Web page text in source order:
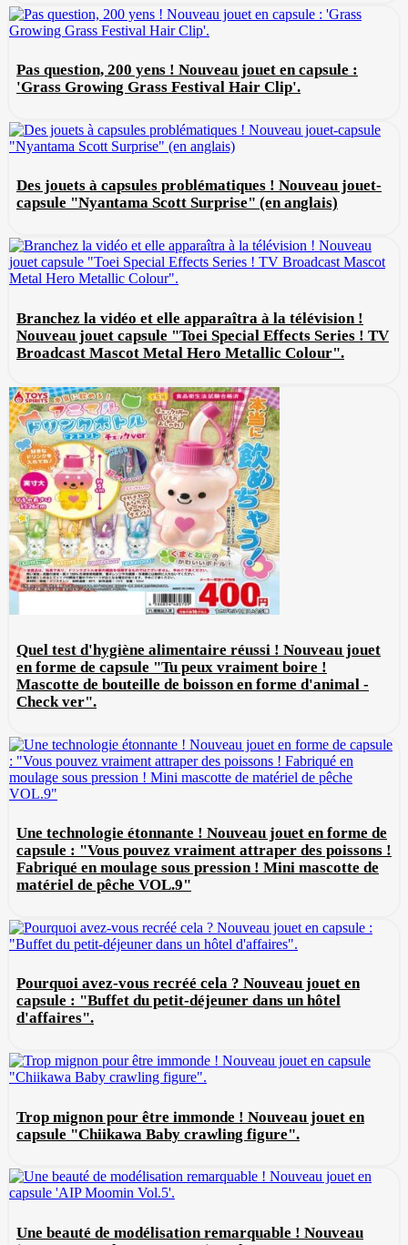
Pas question, 200 yens ! Nouveau jouet en capsule :
'Grass Growing Grass Festival Hair Clip'.
Des jouets à capsules problématiques ! Nouveau jouet-
capsule "Nyantama Scott Surprise" (en anglais)
Branchez la vidéo et elle apparaîtra à la télévision !
Nouveau jouet capsule "Toei Special Effects Series ! TV
Broadcast Mascot Metal Hero Metallic Colour".
Quel test d'hygiène alimentaire réussi ! Nouveau jouet
en forme de capsule "Tu peux vraiment boire !
Mascotte de bouteille de boisson en forme d'animal -
Check ver".
Une technologie étonnante ! Nouveau jouet en forme de
capsule : "Vous pouvez vraiment attraper des poissons !
Fabriqué en moulage sous pression ! Mini mascotte de
matériel de pêche VOL.9"
Pourquoi avez-vous recréé cela ? Nouveau jouet en
capsule : "Buffet du petit-déjeuner dans un hôtel
d'affaires".
Trop mignon pour être immonde ! Nouveau jouet en
capsule "Chiikawa Baby crawling figure".
Une beauté de modélisation remarquable ! Nouveau